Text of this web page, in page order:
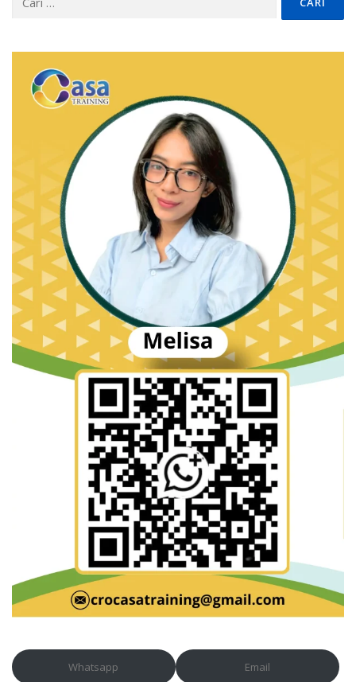
untuk:
Whatsapp Email